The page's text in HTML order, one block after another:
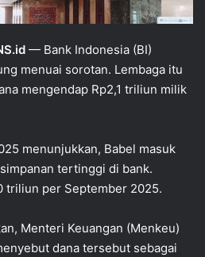
— Bank Indonesia (BI)
menuai sorotan. Lembaga itu
mengendap Rp2,1 triliun milik
menunjukkan, Babel masuk
tertinggi di bank.
triliun per September 2025.
Menteri Keuangan (Menkeu)
dana tersebut sebagai